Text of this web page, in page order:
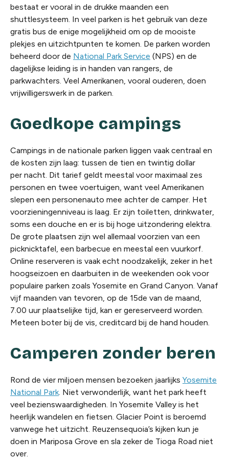
bestaat er vooral in de drukke maanden een
shuttlesysteem. In veel parken is het gebruik van deze
gratis bus de enige mogelijkheid om op de mooiste
plekjes en uitzichtpunten te komen. De parken worden
beheerd door de National Park Service (NPS) en de
dagelijkse leiding is in handen van rangers, de
parkwachters. Veel Amerikanen, vooral ouderen, doen
vrijwilligerswerk in de parken.
Goedkope campings
Campings in de nationale parken liggen vaak centraal en
de kosten zijn laag: tussen de tien en twintig dollar
per nacht. Dit tarief geldt meestal voor maximaal zes
personen en twee voertuigen, want veel Amerikanen
slepen een personenauto mee achter de camper. Het
voorzieningenniveau is laag. Er zijn toiletten, drinkwater,
soms een douche en er is bij hoge uitzondering elektra.
De grote plaatsen zijn wel allemaal voorzien van een
picknicktafel, een barbecue en meestal een vuurkorf.
Online reserveren is vaak echt noodzakelijk, zeker in het
hoogseizoen en daarbuiten in de weekenden ook voor
populaire parken zoals Yosemite en Grand Canyon. Vanaf
vijf maanden van tevoren, op de 15de van de maand,
7.00 uur plaatselijke tijd, kan er gereserveerd worden.
Meteen boter bij de vis, creditcard bij de hand houden.
Camperen zonder beren
Rond de vier miljoen mensen bezoeken jaarlijks Yosemite
National Park . Niet verwonderlijk, want het park heeft
veel bezienswaardigheden. In Yosemite Valley is het
heerlijk wandelen en fietsen. Glacier Point is beroemd
vanwege het uitzicht. Reuzensequoia’s kijken kun je
doen in Mariposa Grove en sla zeker de Tioga Road niet
over.